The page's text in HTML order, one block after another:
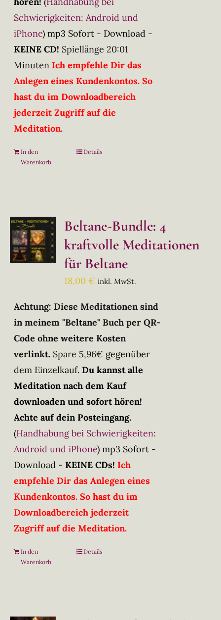
Schwierigkeiten: Android und
iPhone) mp3 Sofort - Download -
KEINE CD! Spiellänge 20:01
Minuten Ich empfehle Dir das
Anlegen eines Kundenkontos. So
hast du im Downloadbereich
jederzeit Zugriff auf die
Meditation.
In den
Warenkorb
Details
Beltane-Bundle: 4
kraftvolle Meditationen
für Beltane
18,00€ inkl. MwSt.
Achtung: Diese Meditationen sind
in meinem "Beltane" Buch per QR-
Code ohne weitere Kosten
verlinkt. Spare 5,96€ gegenüber
dem Einzelkauf. Du kannst alle
Meditation nach dem Kauf
downloaden und sofort hören!
Achte auf dein Posteingang.
(Handhabung bei Schwierigkeiten:
Android und iPhone) mp3 Sofort -
Download - KEINE CDs! Ich
empfehle Dir das Anlegen eines
Kundenkontos. So hast du im
Downloadbereich jederzeit
Zugriff auf die Meditation.
In den
Warenkorb
Details